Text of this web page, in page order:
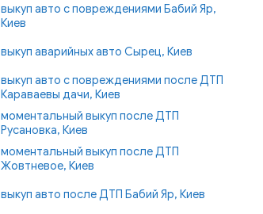
выкуп авто с повреждениями Бабий Яр,
Киев
выкуп аварийных авто Сырец, Киев
выкуп авто с повреждениями после ДТП
Караваевы дачи, Киев
моментальный выкуп после ДТП
Русановка, Киев
моментальный выкуп после ДТП
Жовтневое, Киев
выкуп авто после ДТП Бабий Яр, Киев